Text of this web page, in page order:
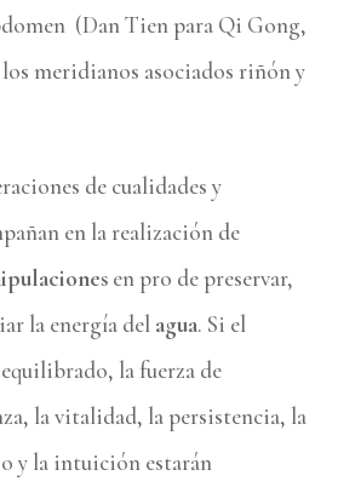
(Dan Tien para Qi Gong,
meridianos asociados riñón y
de cualidades y
en la realización de
en pro de preservar,
la energía del agua. Si el
la fuerza de
la vitalidad, la persistencia, la
y la intuición estarán